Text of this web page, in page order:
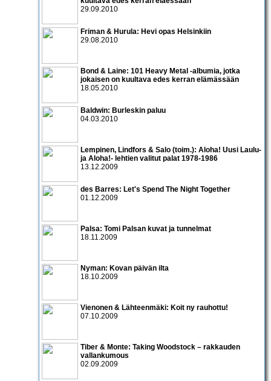
29.09.2010
Friman & Hurula: Hevi opas Helsinkiin
29.08.2010
Bond & Laine: 101 Heavy Metal -albumia, jotka
jokaisen on kuultava edes kerran elämässään
18.05.2010
Baldwin: Burleskin paluu
04.03.2010
Lempinen, Lindfors & Salo (toim.): Aloha! Uusi Laulu-
ja Aloha!- lehtien valitut palat 1978-1986
13.12.2009
des Barres: Let's Spend The Night Together
01.12.2009
Palsa: Tomi Palsan kuvat ja tunnelmat
18.11.2009
Nyman: Kovan päivän ilta
18.10.2009
Vienonen & Lähteenmäki: Koit ny rauhottu!
07.10.2009
Tiber & Monte: Taking Woodstock – rakkauden
vallankumous
02.09.2009